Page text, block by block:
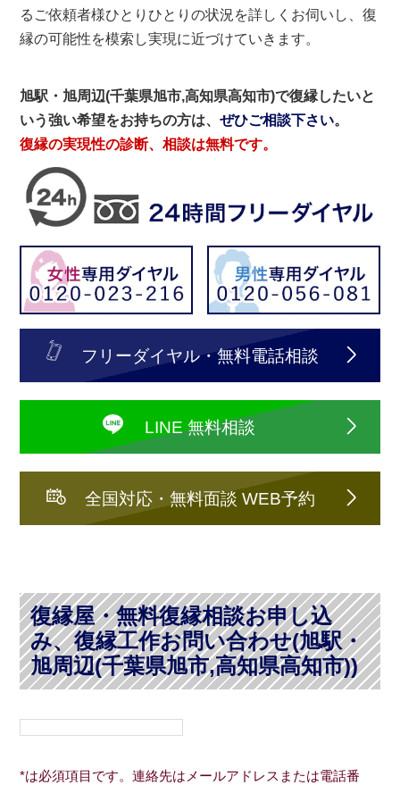
るご依頼者様ひとりひとりの状況を詳しくお伺いし、復
縁の可能性を模索し実現に近づけていきます。
旭駅・旭周辺(千葉県旭市,高知県高知市)で復縁したいと
いう強い希望をお持ちの方は、ぜひご相談下さい。
復縁の実現性の診断、相談は無料です。
フリーダイヤル・無料電話相談
LINE 無料相談
全国対応・無料面談 WEB予約
復縁屋・無料復縁相談お申し込
み、復縁工作お問い合わせ(旭駅・
旭周辺(千葉県旭市,高知県高知市))
*は必須項目です。連絡先はメールアドレスまたは電話番